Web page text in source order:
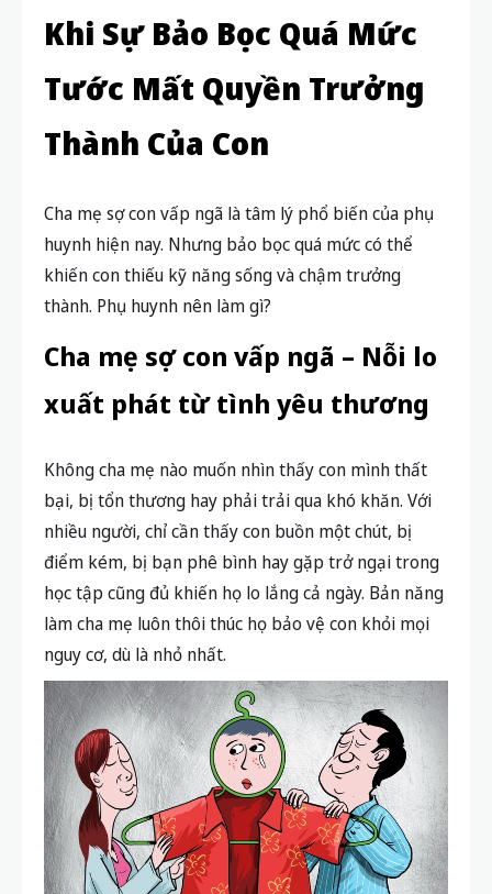
Khi Sự Bảo Bọc Quá Mức
Tước Mất Quyền Trưởng
Thành Của Con
Cha mẹ sợ con vấp ngã là tâm lý phổ biến của phụ
huynh hiện nay. Nhưng bảo bọc quá mức có thể
khiến con thiếu kỹ năng sống và chậm trưởng
thành. Phụ huynh nên làm gì?
Cha mẹ sợ con vấp ngã – Nỗi lo
xuất phát từ tình yêu thương
Không cha mẹ nào muốn nhìn thấy con mình thất
bại, bị tổn thương hay phải trải qua khó khăn. Với
nhiều người, chỉ cần thấy con buồn một chút, bị
điểm kém, bị bạn phê bình hay gặp trở ngại trong
học tập cũng đủ khiến họ lo lắng cả ngày. Bản năng
làm cha mẹ luôn thôi thúc họ bảo vệ con khỏi mọi
nguy cơ, dù là nhỏ nhất.